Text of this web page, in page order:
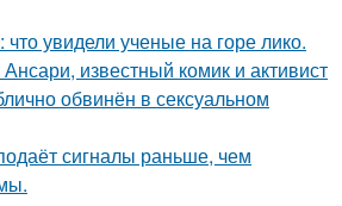
увидели ученые на горе лико.
известный комик и активист
обвинён в сексуальном
сигналы раньше, чем